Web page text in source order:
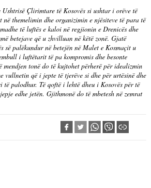
Çlirimtare të Kosovës si ushtar i orëve të
themelimin dhe organizimin e njësiteve të para të
të luftës e kaloi në regjionin e Drenicës dhe
betejave që u zhvilluan në këtë zonë. Gjatë
së palëkundur në betejën në Malet e Kosmaçit u
i luftëtarit të pa kompromis dhe besonte
mendjen tonë do të kujtohet përherë për idealizmin
vullnetin që i jepte të tjerëve si dhe për urtësinë dhe
palodhur. Të qoftë i lehtë dheu i Kosovës për të
edhe jetën. Gjithmonë do të mbetesh në zemrat